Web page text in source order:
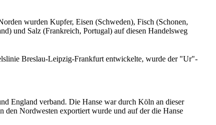
wurden Kupfer, Eisen (Schweden), Fisch (Schonen,
und Salz (Frankreich, Portugal) auf diesen Handelsweg
Breslau-Leipzig-Frankfurt entwickelte, wurde der "Ur"-
England verband. Die Hanse war durch Köln an dieser
den Nordwesten exportiert wurde und auf der die Hanse